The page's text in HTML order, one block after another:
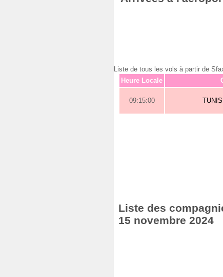
Liste de tous les vols à partir de
Heure Locale
09:15:00
Liste des
15 novembre 2024